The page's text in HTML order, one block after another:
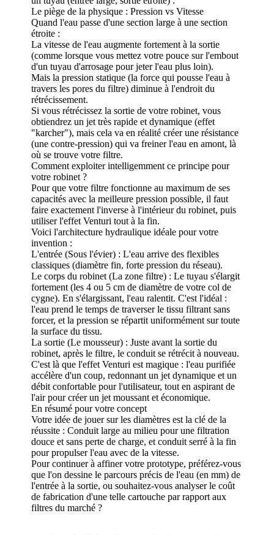
Le piège de la physique : Pression vs Vitesse
Quand l'eau passe d'une section large à une section
étroite :
La vitesse de l'eau augmente fortement à la sortie
(comme lorsque vous mettez votre pouce sur l'embout
d'un tuyau d'arrosage pour jeter l'eau plus loin).
Mais la pression statique (la force qui pousse l'eau à
travers les pores du filtre) diminue à l'endroit du
rétrécissement.
Si vous rétrécissez la sortie de votre robinet, vous
obtiendrez un jet très rapide et dynamique (effet
"karcher"), mais cela va en réalité créer une résistance
(une contre-pression) qui va freiner l'eau en amont, là
où se trouve votre filtre.
Comment exploiter intelligemment ce principe pour
votre robinet ?
Pour que votre filtre fonctionne au maximum de ses
capacités avec la meilleure pression possible, il faut
faire exactement l'inverse à l'intérieur du robinet, puis
utiliser l'effet Venturi tout à la fin.
Voici l'architecture hydraulique idéale pour votre
invention :
L'entrée (Sous l'évier) : L'eau arrive des flexibles
classiques (diamètre fin, forte pression du réseau).
Le corps du robinet (La zone filtre) : Le tuyau s'élargit
fortement (les 4 ou 5 cm de diamètre de votre col de
cygne). En s'élargissant, l'eau ralentit. C'est l'idéal :
l'eau prend le temps de traverser le tissu filtrant sans
forcer, et la pression se répartit uniformément sur toute
la surface du tissu.
La sortie (Le mousseur) : Juste avant la sortie du
robinet, après le filtre, le conduit se rétrécit à nouveau.
C'est là que l'effet Venturi est magique : l'eau purifiée
accélère d'un coup, redonnant un jet dynamique et un
débit confortable pour l'utilisateur, tout en aspirant de
l'air pour créer un jet moussant et économique.
En résumé pour votre concept
Votre idée de jouer sur les diamètres est la clé de la
réussite : Conduit large au milieu pour une filtration
douce et sans perte de charge, et conduit serré à la fin
pour propulser l'eau avec de la vitesse.
Pour continuer à affiner votre prototype, préférez-vous
que l'on dessine le parcours précis de l'eau (en mm) de
l'entrée à la sortie, ou souhaitez-vous analyser le coût
de fabrication d'une telle cartouche par rapport aux
filtres du marché ?